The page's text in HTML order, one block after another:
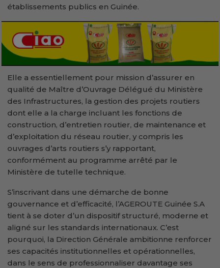
établissements publics en Guinée.
Elle a essentiellement pour mission d’assurer en
qualité de Maître d’Ouvrage Délégué du Ministère
des Infrastructures, la gestion des projets routiers
dont elle a la charge incluant les fonctions de
construction, d’entretien routier, de maintenance et
d’exploitation du réseau routier, y compris les
ouvrages d’arts routiers s’y rapportant,
conformément au programme arrêté par le
Ministère de tutelle technique.
S’inscrivant dans une démarche de bonne
gouvernance et d’efficacité, l’AGEROUTE Guinée S.A
tient à se doter d’un dispositif structuré, moderne et
aligné sur les standards internationaux. C’est
pourquoi, la Direction Générale ambitionne renforcer
ses capacités institutionnelles et opérationnelles,
dans le sens de professionnaliser davantage ses